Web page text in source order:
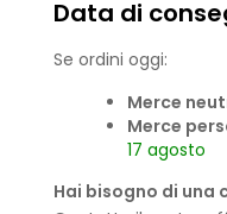
Data di
Se ordini oggi:
Merce
Merce
17 agosto
Hai bisogno di una